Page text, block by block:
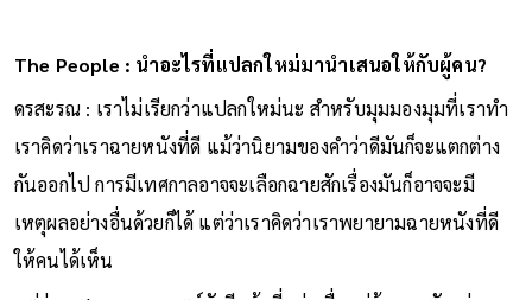
The People : นำอะไรที่แปลกใหม่มานำเสนอให้กับผู้คน?
ดรสะรณ : เราไม่เรียกว่าแปลกใหม่นะ สําหรับมุมมองมุมที่เราทํา
เราคิดว่าเราฉายหนังที่ดี แม้ว่านิยามของคําว่าดีมันก็จะแตกต่าง
กันออกไป การมีเทศกาลอาจจะเลือกฉายสักเรื่องมันก็อาจจะมี
เหตุผลอย่างอื่นด้วยก็ได้ แต่ว่าเราคิดว่าเราพยายามฉายหนังที่ดี
ให้คนได้เห็น